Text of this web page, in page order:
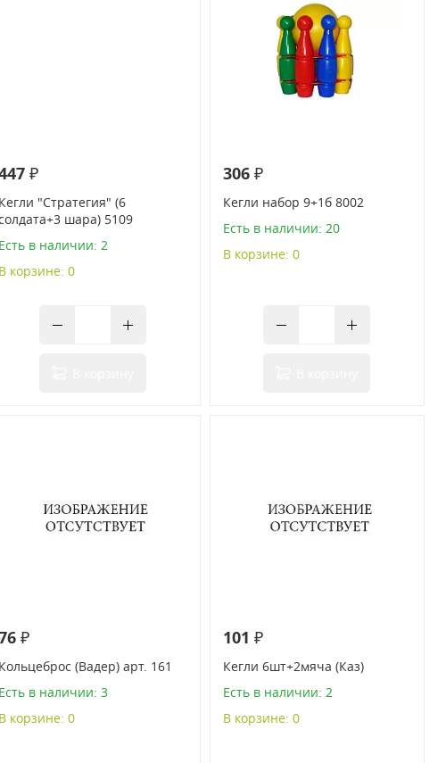
₽
Кегли "Стратегия" (6
шара) 5109
Есть в наличии: 2
В корзине: 0
306 ₽
Кегли набор 9+1б 8002
Есть в наличии: 20
В корзине: 0
₽
Кольцеброс (Вадер) арт. 161
Есть в наличии: 3
В корзине: 0
101 ₽
Кегли 6шт+2мяча (Каз)
Есть в наличии: 2
В корзине: 0